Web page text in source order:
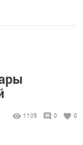
1105 0 0